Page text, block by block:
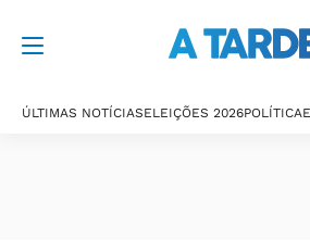
ÚLTIMAS NOTÍCIASELEIÇÕES 2026POLÍTICA